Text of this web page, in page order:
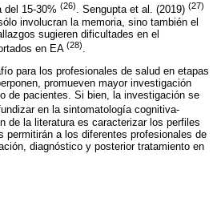
del 15-30% (26). Sengupta et al. (2019) (27)
involucran la memoria, sino también el
sugieren dificultades en el
en EA (28).
para los profesionales de salud en etapas
promueven mayor investigación
de pacientes. Si bien, la investigación se
en la sintomatología cognitiva-
de la literatura es caracterizar los perfiles
a los diferentes profesionales de
diagnóstico y posterior tratamiento en